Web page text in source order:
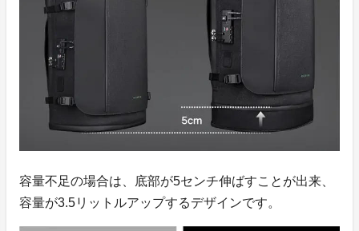
容量不足の場合は、底部が5センチ伸ばすことが出来、
容量が3.5リットルアップするデザインです。